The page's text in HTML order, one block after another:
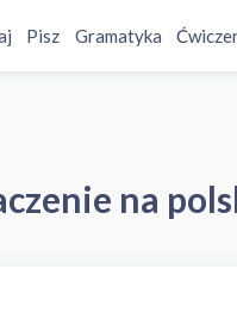
Pisz Gramatyka
na